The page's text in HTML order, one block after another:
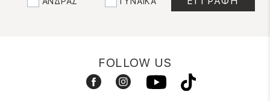
FOLLOW US